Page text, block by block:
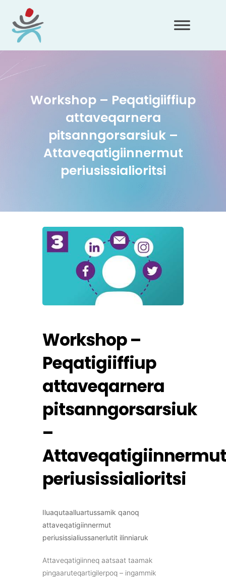
Workshop – Peqatigiiffiup
attaveqarnera
pitsanngorsarsiuk –
Attaveqatigiinnermut
periusissialioritsi
Workshop –
Peqatigiiffiup
attaveqarnera
pitsanngorsarsiuk
–
Attaveqatigiinnermut
periusissialioritsi
Iluaqutaalluartussamik qanoq
attaveqatigiinnermut
periusissialiussanerlutit ilinniaruk
Attaveqatigiinneq aatsaat taamak
pingaaruteqartigilerpoq – ingammik